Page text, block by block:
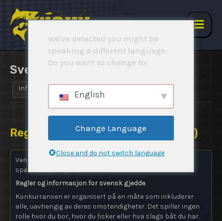
rett
innholdet
SverigeGäddan 2024 Höst
Info
Regler ( SverigeGäddan 2024 Höst )
Vennligst les følgende regler nøye før du sender oss
spørsmål på e-post!
Regler og informasjon for svensk gjedde
Konkurransen er organisert på en måte som inkluderer
alle, uavhengig av deres omstendigheter. Det spiller ingen
rolle hvor du bor, hvor du fisker eller hva slags båt du har.
We've detected you might be
speaking a different language.
Do you want to change to:
English
Change Language
Close and do not switch language